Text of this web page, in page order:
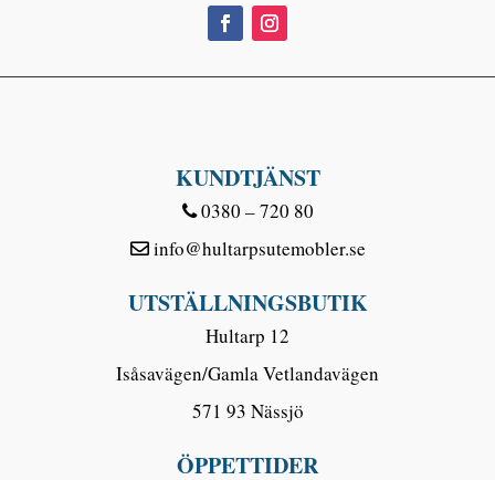
KUNDTJÄNST
0380 – 720 80
info@hultarpsutemobler.se
UTSTÄLLNINGSBUTIK
Hultarp 12
Isåsavägen/Gamla Vetlandavägen
571 93 Nässjö
ÖPPETTIDER